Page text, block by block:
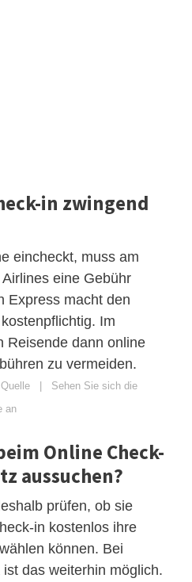
in zwingend
eincheckt, muss am
eine Gebühr
Express macht den
Im
Reisende dann online
zu vermeiden.
| Sehen Sie sich die
an
Online Check-
aussuchen?
prüfen, ob sie
in kostenlos ihre
können. Bei
das weiterhin möglich.